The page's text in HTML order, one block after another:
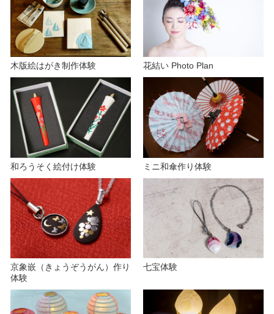
i
d
e
o
木版絵はがき制作体験 花結い Photo Plan
和ろうそく絵付け体験 ミニ和傘作り体験
京象嵌（きょうぞうがん）作り
体験
七宝体験